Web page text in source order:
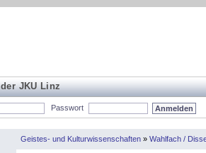
JKU Linz
Passwort
Geistes- und Kulturwissenschaften » Wahlfach /